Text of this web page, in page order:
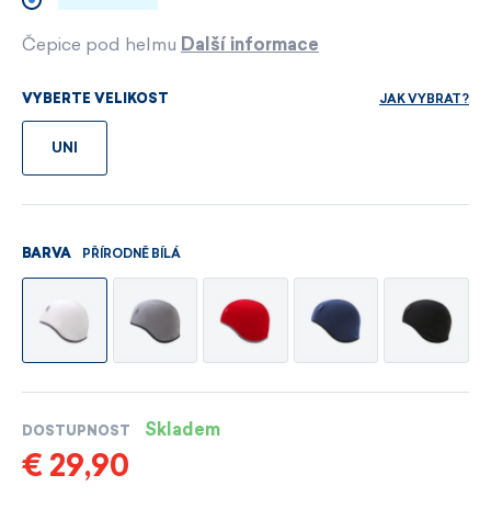
Čepice pod helmu Další informace
VYBERTE VELIKOST JAK VYBRAT?
UNI
BARVA PŘÍRODNĚ BÍLÁ
DOSTUPNOST Skladem
€ 29,90